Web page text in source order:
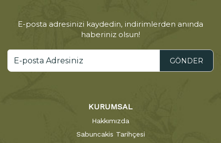
E-posta adresinizi kaydedin, indirimlerden anında
haberiniz olsun!
GÖNDER
KURUMSAL
Hakkımızda
Sabuncakis Tarihçesi